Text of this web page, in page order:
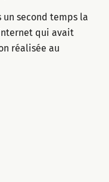
second temps la
qui avait
réalisée au